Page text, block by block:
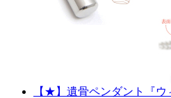
【★】遺骨ペンダント『ウ